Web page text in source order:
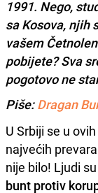
1991. Nego,
sa Kosova, njih
vašem
pobijete? Sva
pogotovo ne
Piše:Dragan
U Srbiji se u
najvećih
nije bilo! Ljudi
bunt protiv